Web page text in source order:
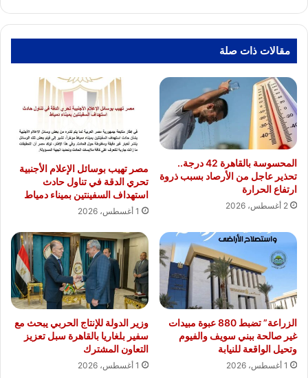
أرامكو
مقالات ذات صلة
المحسوسة بالقاهرة 42 درجة..
تحذير عاجل من الأرصاد بسبب ذروة
ارتفاع الحرارة
2 أغسطس، 2026
مصر تهيب بوسائل الإعلام الأجنبية
تحري الدقة في تناول حادث
استهداف السفينتين بميناء دمياط
1 أغسطس، 2026
الزراعة” تضبط 880 عبوة مبيدات
غير صالحة ببني سويف والفيوم
وتحيل الواقعة للنيابة
1 أغسطس، 2026
وزير الدولة للإنتاج الحربي يبحث مع
سفير بلغاريا بالقاهرة سبل تعزيز
التعاون المشترك
1 أغسطس، 2026